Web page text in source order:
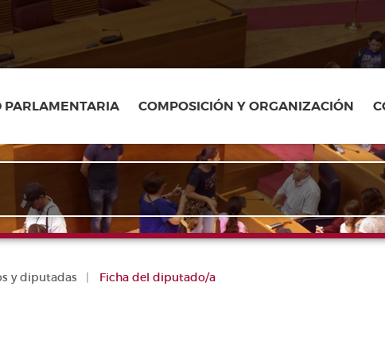
PARLAMENTARIA COMPOSICIÓN Y ORGANIZACIÓN
y diputadas Ficha del diputado/a